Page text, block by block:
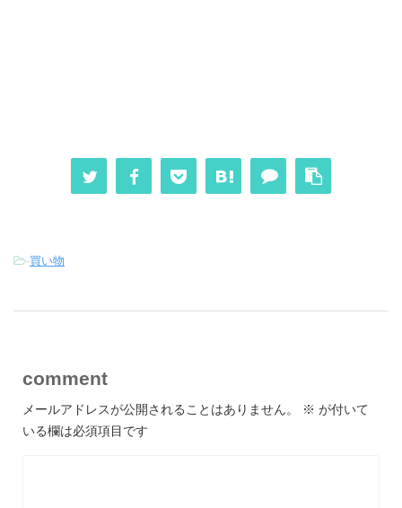
-買い物
comment
メールアドレスが公開されることはありません。 ※ が付いて
いる欄は必須項目です